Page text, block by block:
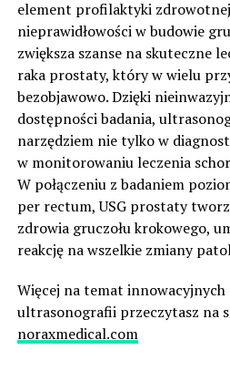
element profilaktyki
nieprawidłowości w budowie
zwiększa szanse na skuteczne
raka prostaty, który w wielu
bezobjawowo. Dzięki
dostępności badania,
narzędziem nie tylko w
w monitorowaniu leczenia
W połączeniu z badaniem
per rectum, USG prostaty
zdrowia gruczołu krokowego,
reakcję na wszelkie zmiany
Więcej na temat innowacyjnych
ultrasonografii przeczytasz na
noraxmedical.com